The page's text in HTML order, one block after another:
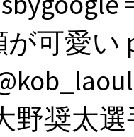
可愛い
野奨太